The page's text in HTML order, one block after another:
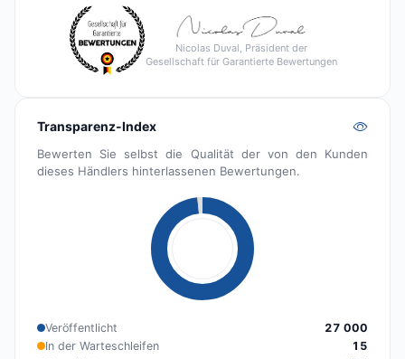
Nicolas Duval, Präsident der
Gesellschaft für Garantierte Bewertungen
Transparenz-Index
Bewerten Sie selbst die Qualität der von den Kunden
dieses Händlers hinterlassenen Bewertungen.
Veröffentlicht
27 000
In der Warteschleifen
15